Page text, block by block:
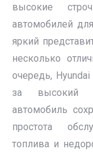
высокие
автомобилей
яркий
несколько
очередь,
за высокий
автомобиль
простота
топлива и